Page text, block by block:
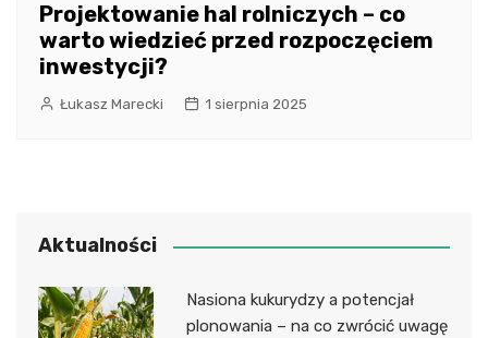
Projektowanie hal rolniczych – co
warto wiedzieć przed rozpoczęciem
inwestycji?
Łukasz Marecki 1 sierpnia 2025
Aktualności
Nasiona kukurydzy a potencjał
plonowania – na co zwrócić uwagę